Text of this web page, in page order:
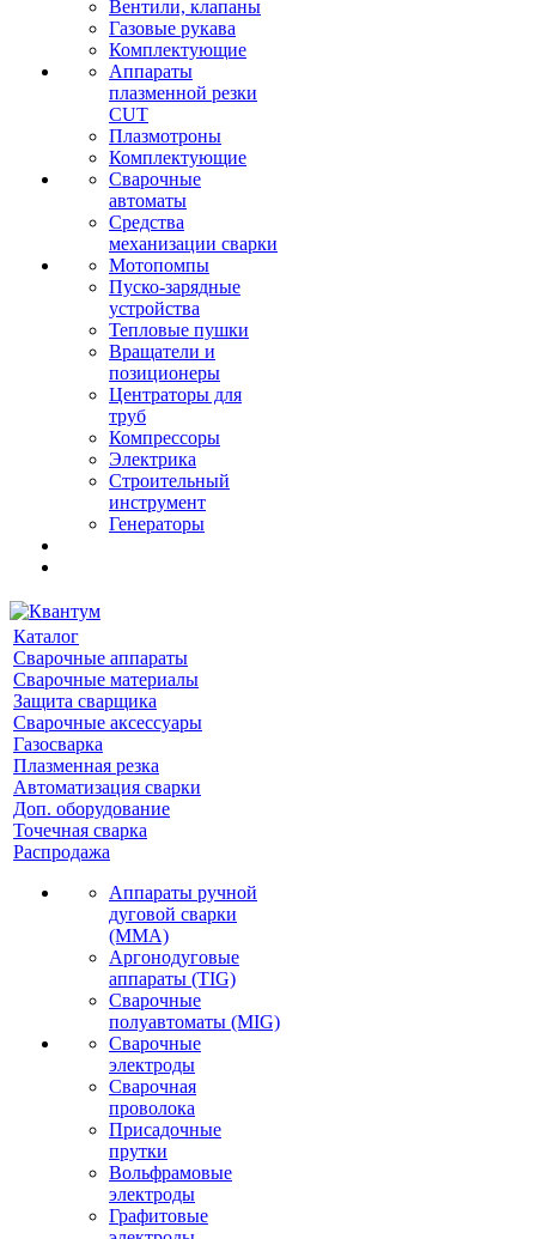
Вентили, клапаны
Газовые рукава
Комплектующие
Аппараты
плазменной резки
CUT
Плазмотроны
Комплектующие
Сварочные
автоматы
Средства
механизации сварки
Мотопомпы
Пуско-зарядные
устройства
Тепловые пушки
Вращатели и
позиционеры
Центраторы для
труб
Компрессоры
Электрика
Строительный
инструмент
Генераторы
Каталог
Сварочные аппараты
Сварочные материалы
Защита сварщика
Сварочные аксессуары
Газосварка
Плазменная резка
Автоматизация сварки
Доп. оборудование
Точечная сварка
Распродажа
Аппараты ручной
дуговой сварки
(MMA)
Аргонодуговые
аппараты (TIG)
Сварочные
полуавтоматы (MIG)
Сварочные
электроды
Сварочная
проволока
Присадочные
прутки
Вольфрамовые
электроды
Графитовые